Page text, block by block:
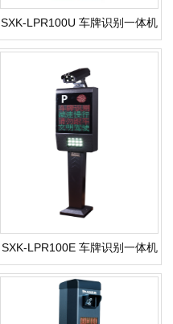
SXK-LPR100U 车牌识别一体机
SXK-LPR100E 车牌识别一体机